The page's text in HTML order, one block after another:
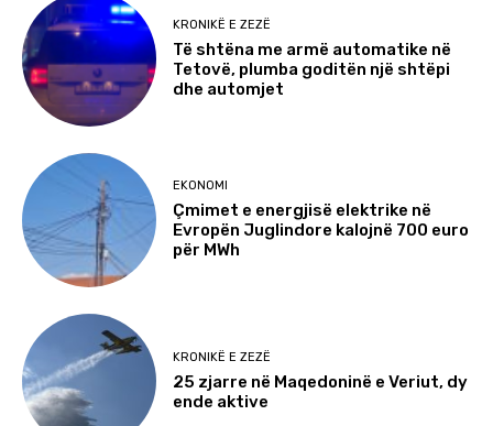
KRONIKË E ZEZË
Të shtëna me armë automatike në
Tetovë, plumba goditën një shtëpi
dhe automjet
EKONOMI
Çmimet e energjisë elektrike në
Evropën Juglindore kalojnë 700 euro
për MWh
KRONIKË E ZEZË
25 zjarre në Maqedoninë e Veriut, dy
ende aktive